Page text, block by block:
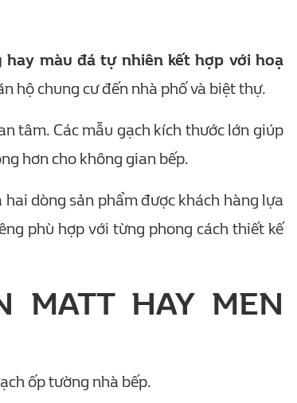
hay màu đá tự nhiên kết hợp với hoạ
hộ chung cư đến nhà phố và biệt thự.
tâm. Các mẫu gạch kích thước lớn giúp
hơn cho không gian bếp.
hai dòng sản phẩm được khách hàng lựa
phù hợp với từng phong cách thiết kế
MATT HAY MEN
ốp tường nhà bếp.